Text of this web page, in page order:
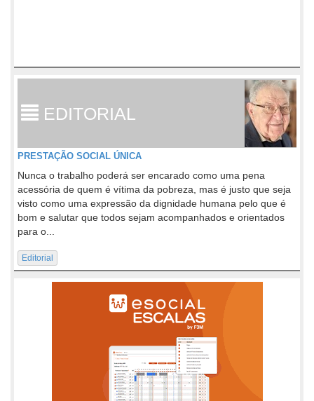
EDITORIAL
PRESTAÇÃO SOCIAL ÚNICA
Nunca o trabalho poderá ser encarado como uma pena
acessória de quem é vítima da pobreza, mas é justo que seja
visto como uma expressão da dignidade humana pelo que é
bom e salutar que todos sejam acompanhados e orientados
para o...
Editorial